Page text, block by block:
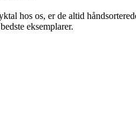
hos os, er de altid
eksemplarer.